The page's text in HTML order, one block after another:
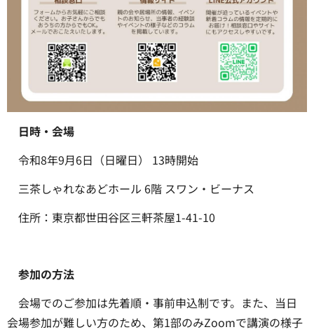
日時・会場
令和8年9月6日（日曜日） 13時開始
三茶しゃれなあどホール 6階 スワン・ビーナス
住所：東京都世田谷区三軒茶屋1-41-10
参加の方法
会場でのご参加は先着順・事前申込制です。また、当日
会場参加が難しい方のため、第1部のみZoomで講演の様子